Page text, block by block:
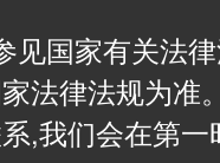
见国家有关法
法律法规为准
,我们会在第